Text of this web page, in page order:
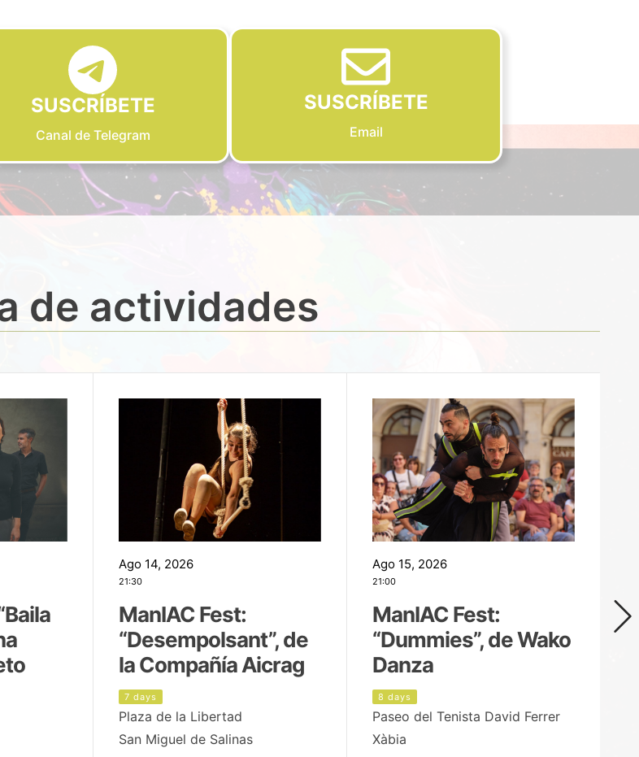
SUSCRÍBETE
Canal de Telegram
SUSCRÍBETE
Email
de actividades
Ago 14, 2026
21:30
ManIAC Fest:
“Desempolsant”, de
la Compañía Aicrag
7 days
Plaza de la Libertad
San Miguel de Salinas
Ago 15, 2026
21:00
ManIAC Fest:
“Dummies”, de Wako
Danza
8 days
Paseo del Tenista David Ferrer
Xàbia